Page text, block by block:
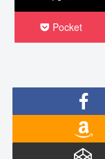
Pocket